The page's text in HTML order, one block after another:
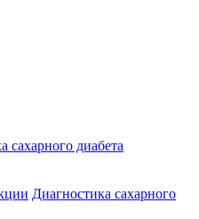
сахарного диабета
Диагностика сахарного